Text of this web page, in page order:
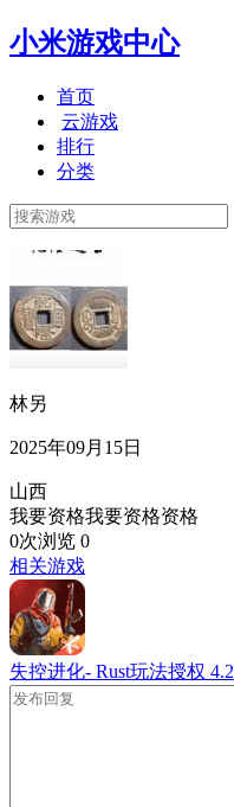
小米游戏中心
首页
云游戏
排行
分类
林另
2025年09月15日
山西
我要资格我要资格资格
0次浏览 0
相关游戏
失控进化- Rust玩法授权 4.2